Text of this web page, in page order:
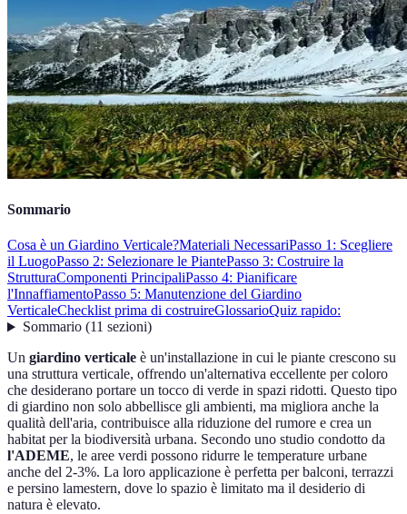
Sommario
Cosa è un Giardino Verticale?Materiali NecessariPasso 1: Scegliere
il LuogoPasso 2: Selezionare le PiantePasso 3: Costruire la
StrutturaComponenti PrincipaliPasso 4: Pianificare
l'InnaffiamentoPasso 5: Manutenzione del Giardino
VerticaleChecklist prima di costruireGlossarioQuiz rapido:
Sommario(11 sezioni)
Un giardino verticale è un'installazione in cui le piante crescono su
una struttura verticale, offrendo un'alternativa eccellente per coloro
che desiderano portare un tocco di verde in spazi ridotti. Questo tipo
di giardino non solo abbellisce gli ambienti, ma migliora anche la
qualità dell'aria, contribuisce alla riduzione del rumore e crea un
habitat per la biodiversità urbana. Secondo uno studio condotto da
l'ADEME, le aree verdi possono ridurre le temperature urbane
anche del 2-3%. La loro applicazione è perfetta per balconi, terrazzi
e persino lamestern, dove lo spazio è limitato ma il desiderio di
natura è elevato.